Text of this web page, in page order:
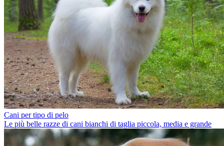
Cani per tipo di pelo
Le più belle razze di cani bianchi di taglia piccola, media e grande